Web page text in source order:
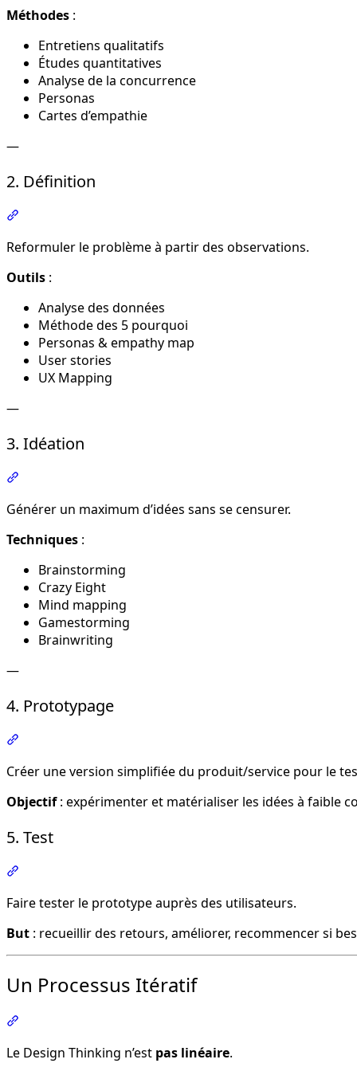
Méthodes :
Entretiens qualitatifs
Études quantitatives
Analyse de la concurrence
Personas
Cartes d’empathie
—
2. Définition
Reformuler le problème à partir des observations.
Outils :
Analyse des données
Méthode des 5 pourquoi
Personas & empathy map
User stories
UX Mapping
—
3. Idéation
Générer un maximum d’idées sans se censurer.
Techniques :
Brainstorming
Crazy Eight
Mind mapping
Gamestorming
Brainwriting
—
4. Prototypage
Créer une version simplifiée du produit/service pour le
Objectif: expérimenter et matérialiser les idées à faible
5. Test
Faire tester le prototype auprès des utilisateurs.
But : recueillir des retours, améliorer, recommencer si
Un Processus Itératif
Le Design Thinking n’est pas linéaire.